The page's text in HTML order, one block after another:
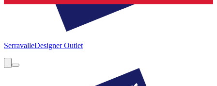
SerravalleDesigner Outlet